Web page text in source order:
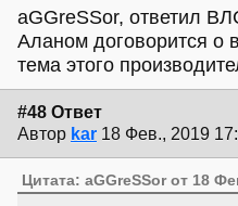
aGGreSSor, ответил
Аланом договорится о
тема этого
#48 Ответ
Автор kar 18 Фев., 2019
Цитата: aGGreSSor от 18